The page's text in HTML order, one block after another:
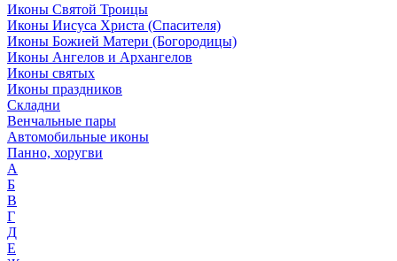
Иконы Святой Троицы
Иконы Иисуса Христа (Спасителя)
Иконы Божией Матери (Богородицы)
Иконы Ангелов и Архангелов
Иконы святых
Иконы праздников
Складни
Венчальные пары
Автомобильные иконы
Панно, хоругви
А
Б
В
Г
Д
Е